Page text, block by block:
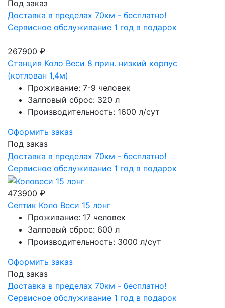
Под заказ
Доставка в пределах 70км - бесплатно!
Сервисное обслуживание 1 год в подарок
267900 ₽
Станция Коло Веси 8 прин. низкий корпус
(котлован 1,4м)
Проживание: 7-9 человек
Залповый сброс: 320 л
Производительность: 1600 л/сут
Оформить заказ
Под заказ
Доставка в пределах 70км - бесплатно!
Сервисное обслуживание 1 год в подарок
473900 ₽
Септик Коло Веси 15 лонг
Проживание: 17 человек
Залповый сброс: 600 л
Производительность: 3000 л/сут
Оформить заказ
Под заказ
Доставка в пределах 70км - бесплатно!
Сервисное обслуживание 1 год в подарок